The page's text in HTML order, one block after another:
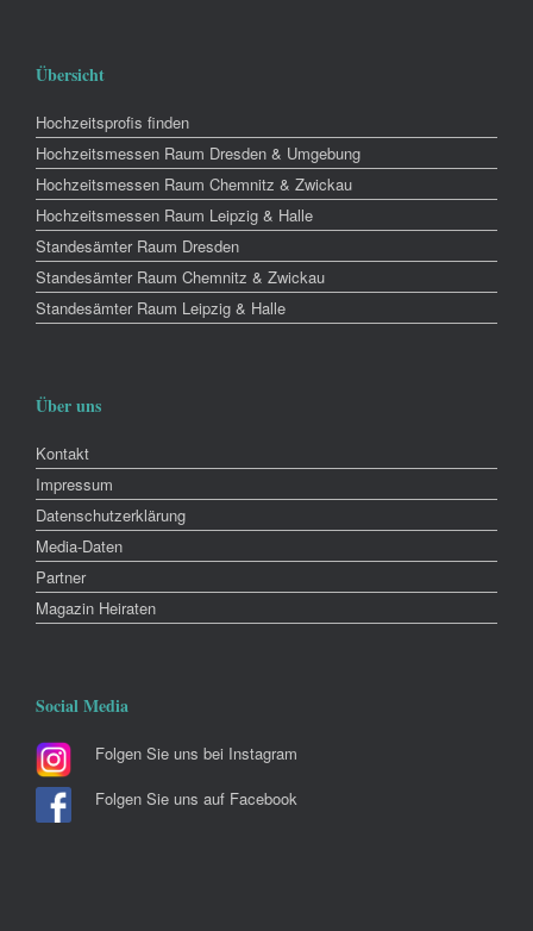
Übersicht
Hochzeitsprofis finden
Hochzeitsmessen Raum Dresden & Umgebung
Hochzeitsmessen Raum Chemnitz & Zwickau
Hochzeitsmessen Raum Leipzig & Halle
Standesämter Raum Dresden
Standesämter Raum Chemnitz & Zwickau
Standesämter Raum Leipzig & Halle
Über uns
Kontakt
Impressum
Datenschutzerklärung
Media-Daten
Partner
Magazin Heiraten
Social Media
Folgen Sie uns bei Instagram
Folgen Sie uns auf Facebook